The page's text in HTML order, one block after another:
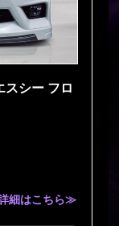
シー フロ
細はこちら≫